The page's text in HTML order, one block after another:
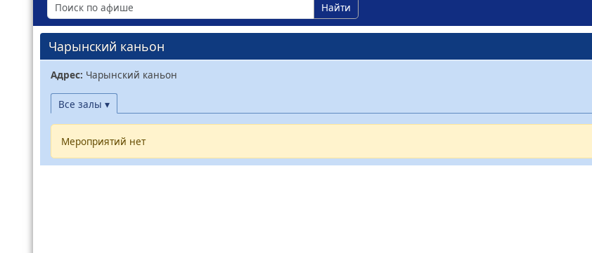
Найти
Чарынский каньон
Адрес: Чарынский каньон
Все залы ▾
Мероприятий нет